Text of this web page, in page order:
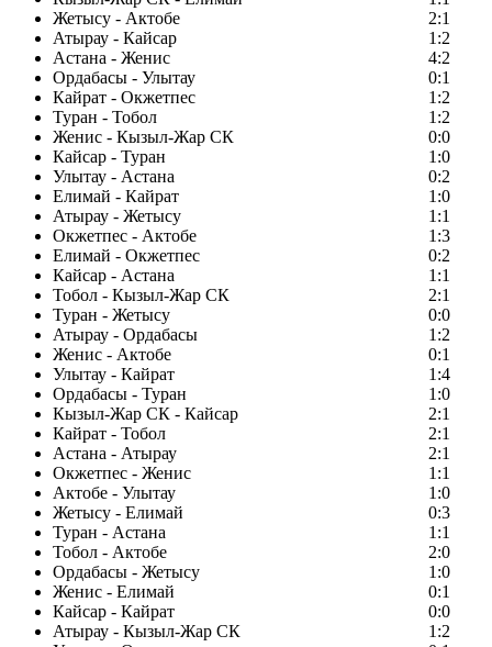
Жетысу - Актобе
2:1
Атырау - Кайсар
1:2
Астана - Женис
4:2
Ордабасы - Улытау
0:1
Кайрат - Окжетпес
1:2
Туран - Тобол
1:2
Женис - Кызыл-Жар СК
0:0
Кайсар - Туран
1:0
Улытау - Астана
0:2
Елимай - Кайрат
1:0
Атырау - Жетысу
1:1
Окжетпес - Актобе
1:3
Елимай - Окжетпес
0:2
Кайсар - Астана
1:1
Тобол - Кызыл-Жар СК
2:1
Туран - Жетысу
0:0
Атырау - Ордабасы
1:2
Женис - Актобе
0:1
Улытау - Кайрат
1:4
Ордабасы - Туран
1:0
Кызыл-Жар СК - Кайсар
2:1
Кайрат - Тобол
2:1
Астана - Атырау
2:1
Окжетпес - Женис
1:1
Актобе - Улытау
1:0
Жетысу - Елимай
0:3
Туран - Астана
1:1
Тобол - Актобе
2:0
Ордабасы - Жетысу
1:0
Женис - Елимай
0:1
Кайсар - Кайрат
0:0
Атырау - Кызыл-Жар СК
1:2